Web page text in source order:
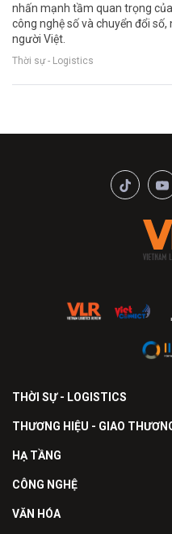
nhấn mạnh tầm quan trọng
công nghệ số và chuyển đổi
người Việt.
Thời sự - Logistics
THỜI SỰ - LOGISTICS
THƯƠNG HIỆU - GIAO
HẠ TẦNG
CÔNG NGHỆ
VĂN HÓA